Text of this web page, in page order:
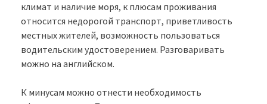
климат и наличие моря, к плюсам проживания
относится недорогой транспорт, приветливость
местных жителей, возможность пользоваться
водительским удостоверением. Разговаривать
можно на английском.
К минусам можно отнести необходимость